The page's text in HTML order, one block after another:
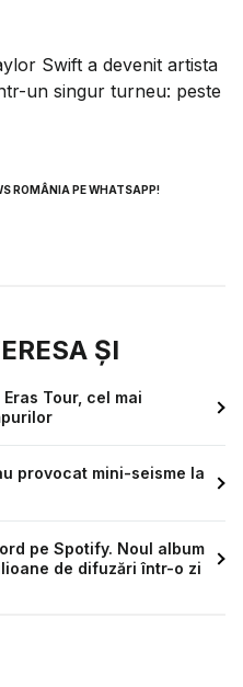
Swift a devenit artista
un singur turneu: peste
ROMÂNIA PE WHATSAPP!
ȘI
Tour, cel mai
provocat mini-seisme la
pe Spotify. Noul album
de difuzări într-o zi